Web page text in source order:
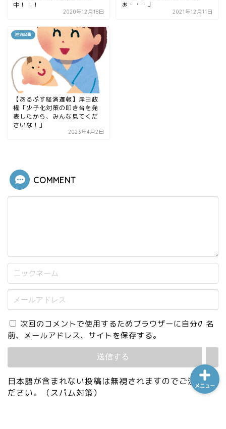
中！！！
2020年12月18日
ぉ・・・」
2021年12月11日
経済記事
【あるぷす経済遅報】岸田政
権「少子化対策の叩き台を発
表したから、みんな見てくだ
さいな！」
2023年4月2日
COMMENT
次回のコメントで使用するためブラウザーに自分の名
前、メールアドレス、サイトを保存する。
日本語が含まれない投稿は無視されますのでご注意く
ださい。（スパム対策）
メニュー
金融